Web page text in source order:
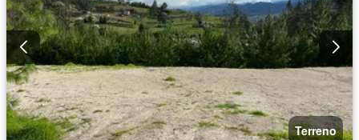
Terreno